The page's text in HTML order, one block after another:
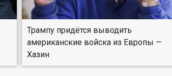
Трампу придётся выводить
американские войска из Европы —
Хазин